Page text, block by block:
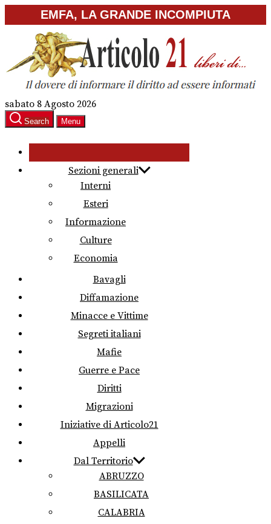
to
content
EMFA, LA GRANDE INCOMPIUTA
sabato 8 Agosto 2026
Search Menu
Sezioni generali
Interni
Esteri
Informazione
Culture
Economia
Bavagli
Diffamazione
Minacce e Vittime
Segreti italiani
Mafie
Guerre e Pace
Diritti
Migrazioni
Iniziative di Articolo21
Appelli
Dal Territorio
ABRUZZO
BASILICATA
CALABRIA